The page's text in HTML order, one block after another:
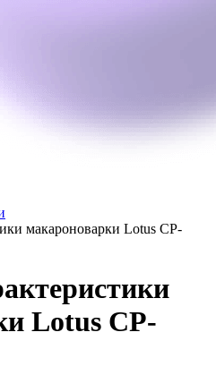
макароноварки Lotus CP-
Lotus CP-